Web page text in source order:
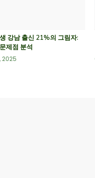
강남 출신 21%의 그림자:
제점 분석
2025